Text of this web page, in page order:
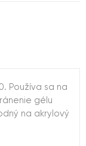
Používa sa na
gélu
na akrylový